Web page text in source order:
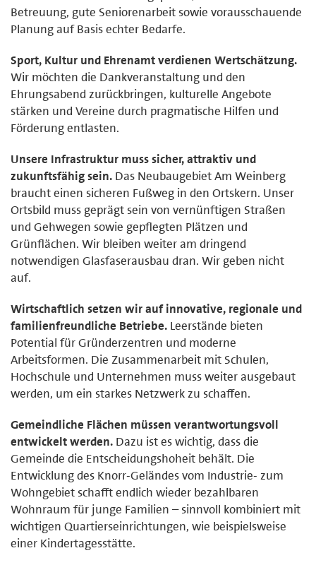
Betreuung, gute Seniorenarbeit sowie vorausschauende
Planung auf Basis echter Bedarfe.
Sport, Kultur und Ehrenamt verdienen Wertschätzung.
Wir möchten die Dankveranstaltung und den
Ehrungsabend zurückbringen, kulturelle Angebote
stärken und Vereine durch pragmatische Hilfen und
Förderung entlasten.
Unsere Infrastruktur muss sicher, attraktiv und
zukunftsfähig sein. Das Neubaugebiet Am Weinberg
braucht einen sicheren Fußweg in den Ortskern. Unser
Ortsbild muss geprägt sein von vernünftigen Straßen
und Gehwegen sowie gepflegten Plätzen und
Grünflächen. Wir bleiben weiter am dringend
notwendigen Glasfaserausbau dran. Wir geben nicht
auf.
Wirtschaftlich setzen wir auf innovative, regionale und
familienfreundliche Betriebe. Leerstände bieten
Potential für Gründerzentren und moderne
Arbeitsformen. Die Zusammenarbeit mit Schulen,
Hochschule und Unternehmen muss weiter ausgebaut
werden, um ein starkes Netzwerk zu schaffen.
Gemeindliche Flächen müssen verantwortungsvoll
entwickelt werden. Dazu ist es wichtig, dass die
Gemeinde die Entscheidungshoheit behält. Die
Entwicklung des Knorr-Geländes vom Industrie- zum
Wohngebiet schafft endlich wieder bezahlbaren
Wohnraum für junge Familien – sinnvoll kombiniert mit
wichtigen Quartierseinrichtungen, wie beispielsweise
einer Kindertagesstätte.